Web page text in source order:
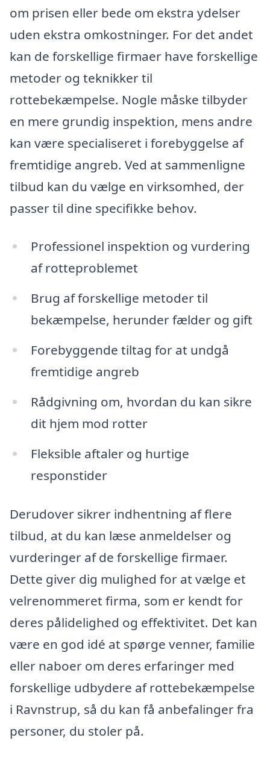
om prisen eller bede om ekstra ydelser
uden ekstra omkostninger. For det andet
kan de forskellige firmaer have forskellige
metoder og teknikker til
rottebekæmpelse. Nogle måske tilbyder
en mere grundig inspektion, mens andre
kan være specialiseret i forebyggelse af
fremtidige angreb. Ved at sammenligne
tilbud kan du vælge en virksomhed, der
passer til dine specifikke behov.
Professionel inspektion og vurdering
af rotteproblemet
Brug af forskellige metoder til
bekæmpelse, herunder fælder og gift
Forebyggende tiltag for at undgå
fremtidige angreb
Rådgivning om, hvordan du kan sikre
dit hjem mod rotter
Fleksible aftaler og hurtige
responstider
Derudover sikrer indhentning af flere
tilbud, at du kan læse anmeldelser og
vurderinger af de forskellige firmaer.
Dette giver dig mulighed for at vælge et
velrenommeret firma, som er kendt for
deres pålidelighed og effektivitet. Det kan
være en god idé at spørge venner, familie
eller naboer om deres erfaringer med
forskellige udbydere af rottebekæmpelse
i Ravnstrup, så du kan få anbefalinger fra
personer, du stoler på.